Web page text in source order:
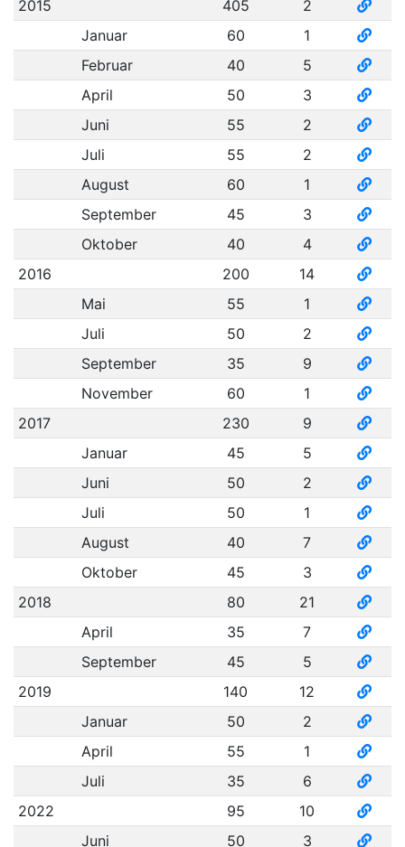
2015
405
2
Januar
60
1
Februar
40
5
April
50
3
Juni
55
2
Juli
55
2
August
60
1
September
45
3
Oktober
40
4
2016
200
14
Mai
55
1
Juli
50
2
September
35
9
November
60
1
2017
230
9
Januar
45
5
Juni
50
2
Juli
50
1
August
40
7
Oktober
45
3
2018
80
21
April
35
7
September
45
5
2019
140
12
Januar
50
2
April
55
1
Juli
35
6
2022
95
10
Juni
50
3